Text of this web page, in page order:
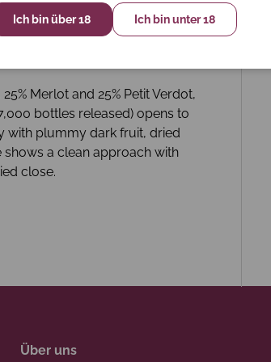
Merlot and 25% Petit Verdot,
bottles released) opens to
with plummy dark fruit, dried
a clean approach with
close.
Ich bin über 18 Ich bin unter 18
Über uns